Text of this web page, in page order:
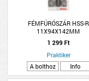
FÉMFÚRÓSZÁR HSS-R
11X94X142MM
1 299 Ft
Praktiker
A bolthoz
Info